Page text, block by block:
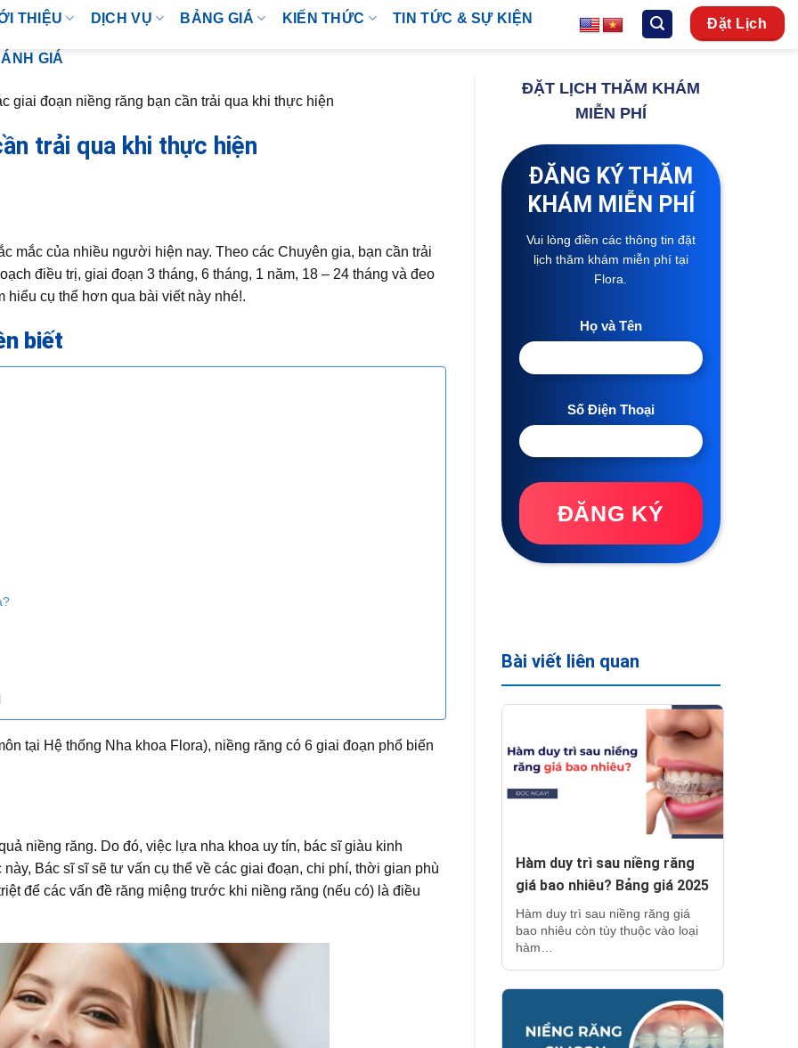
THIỆU DỊCH VỤ BẢNG GIÁ KIẾN THỨC TIN TỨC & SỰ KIỆN
GIÁ
Đặt Lịch
giai đoạn niềng răng bạn cần trải qua khi thực hiện
trải qua khi thực hiện
mắc của nhiều người hiện nay. Theo các Chuyên gia, bạn cần trải
điều trị, giai đoạn 3 tháng, 6 tháng, 1 năm, 18 – 24 tháng và đeo
hiểu cụ thể hơn qua bài viết này nhé!.
biết
tại Hệ thống Nha khoa Flora), niềng răng có 6 giai đoạn phổ biến
niềng răng. Do đó, việc lựa nha khoa uy tín, bác sĩ giàu kinh
Bác sĩ sĩ sẽ tư vấn cụ thể về các giai đoạn, chi phí, thời gian phù
để các vấn đề răng miệng trước khi niềng răng (nếu có) là điều
ĐẶT LỊCH THĂM KHÁM
MIỄN PHÍ
ĐĂNG KÝ THĂM
KHÁM MIỄN PHÍ
Vui lòng điền các thông tin đặt
lịch thăm khám miễn phí tại
Flora.
Họ và Tên
Số Điện Thoại
ĐĂNG KÝ
Bài viết liên quan
Hàm duy trì sau niềng răng
giá bao nhiêu? Bảng giá 2025
Hàm duy trì sau niềng răng giá
bao nhiêu còn tùy thuộc vào loại
hàm…